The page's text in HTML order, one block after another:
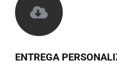
ENTREGA